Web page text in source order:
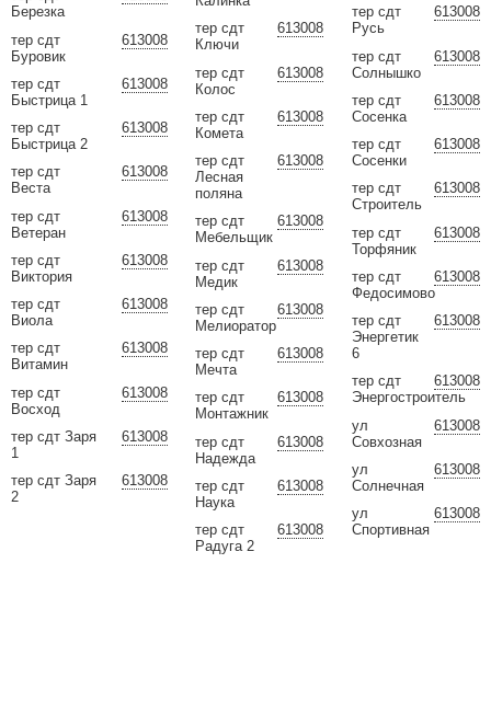
Березка
613008
тер сдт
Буровик
613008
тер сдт
Быстрица 1
613008
тер сдт
Быстрица 2
613008
тер сдт
Веста
613008
тер сдт
Ветеран
613008
тер сдт
Виктория
613008
тер сдт
Виола
613008
тер сдт
Витамин
613008
тер сдт
Восход
613008
тер сдт Заря
1
613008
тер сдт Заря
2
613008
тер сдт
Ключи
613008
тер сдт
Колос
613008
тер сдт
Комета
613008
тер сдт
Лесная
поляна
613008
тер сдт
Мебельщик
613008
тер сдт
Медик
613008
тер сдт
Мелиоратор
613008
тер сдт
Мечта
613008
тер сдт
Монтажник
613008
тер сдт
Надежда
613008
тер сдт
Наука
613008
тер сдт
Радуга 2
613008
тер сдт
Русь
613008
тер сдт
Солнышко
613008
тер сдт
Сосенка
613008
тер сдт
Сосенки
613008
тер сдт
Строитель
613008
тер сдт
Торфяник
613008
тер сдт
Федосимово
613008
тер сдт
Энергетик
6
613008
тер сдт
Энергостроитель
613008
ул
Совхозная
613008
ул
Солнечная
613008
ул
Спортивная